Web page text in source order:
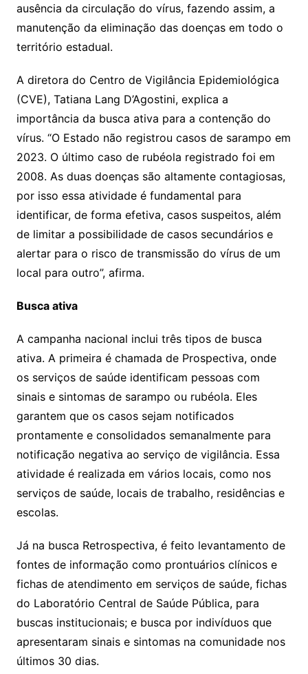
ausência da circulação do vírus, fazendo assim, a
manutenção da eliminação das doenças em todo o
território estadual.
A diretora do Centro de Vigilância Epidemiológica
(CVE), Tatiana Lang D’Agostini, explica a
importância da busca ativa para a contenção do
vírus. “O Estado não registrou casos de sarampo em
2023. O último caso de rubéola registrado foi em
2008. As duas doenças são altamente contagiosas,
por isso essa atividade é fundamental para
identificar, de forma efetiva, casos suspeitos, além
de limitar a possibilidade de casos secundários e
alertar para o risco de transmissão do vírus de um
local para outro”, afirma.
Busca ativa
A campanha nacional inclui três tipos de busca
ativa. A primeira é chamada de Prospectiva, onde
os serviços de saúde identificam pessoas com
sinais e sintomas de sarampo ou rubéola. Eles
garantem que os casos sejam notificados
prontamente e consolidados semanalmente para
notificação negativa ao serviço de vigilância. Essa
atividade é realizada em vários locais, como nos
serviços de saúde, locais de trabalho, residências e
escolas.
Já na busca Retrospectiva, é feito levantamento de
fontes de informação como prontuários clínicos e
fichas de atendimento em serviços de saúde, fichas
do Laboratório Central de Saúde Pública, para
buscas institucionais; e busca por indivíduos que
apresentaram sinais e sintomas na comunidade nos
últimos 30 dias.